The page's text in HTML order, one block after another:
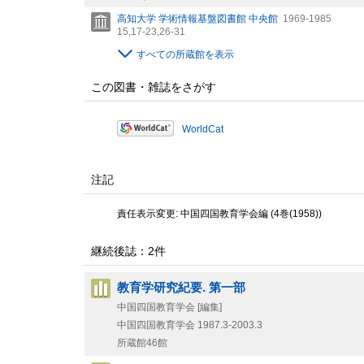
高知大学 学術情報基盤図書館 中央館 1969-1985
15, 17-23, 26-31
すべての所蔵館を表示
この図書・雑誌をさがす
WorldCat
注記
責任表示変更: 中国四国教育学会編 (4巻(1958))
継続後誌：2件
教育学研究紀要. 第一部
中国四国教育学会 [編集]
中国四国教育学会 1987.3-2003.3
所蔵館46館